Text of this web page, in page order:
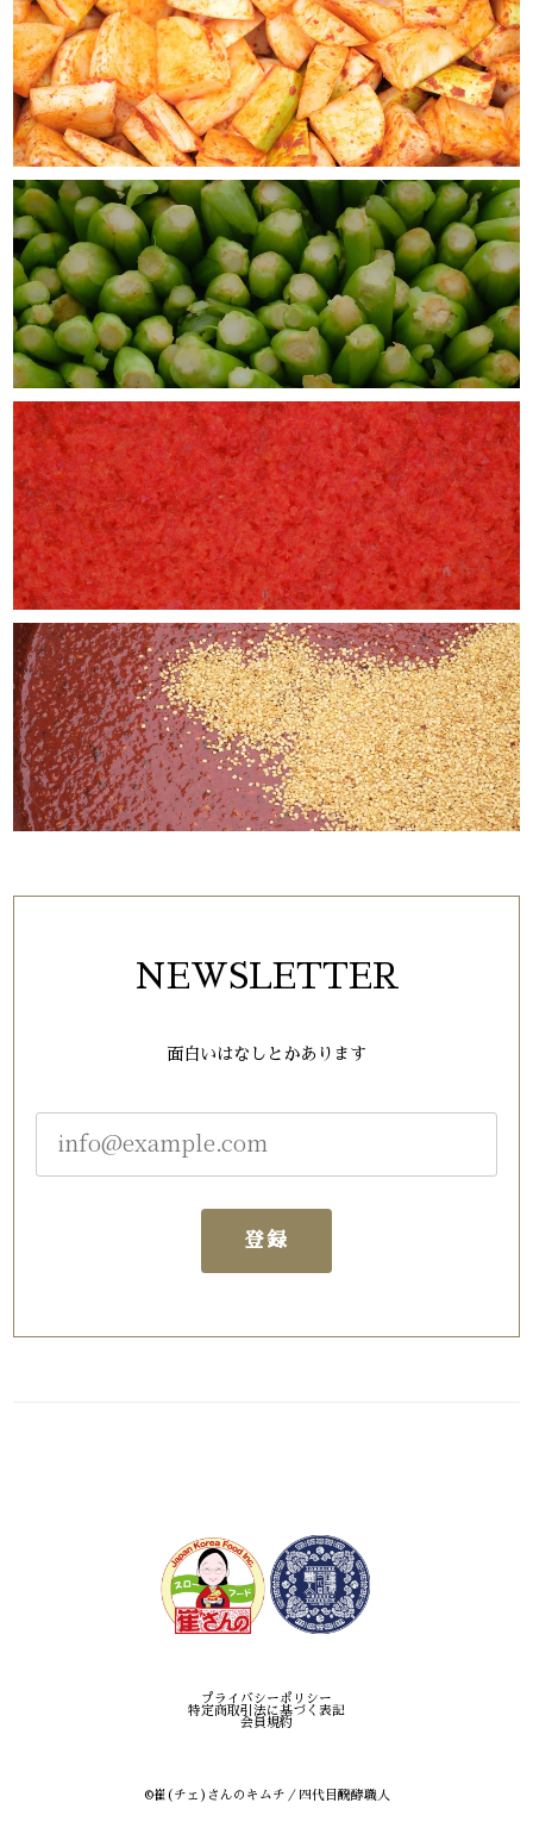
2026/05/21
干しだらのお粥 【疲れた肝臓のためのお粥】（180g）2人前
2026/05/21
四代目醗酵職人／冷麺SET【冷麺2食、醗酵生姜、牡蠣とアワビの熟成醤油タレ】
2026/05/21
アミの塩辛（80g）
2026/05/21
内子入りカンジャンケジャン(約550g)数量限定！
2026/05/20
岩海苔ムッチム(170g)
2026/05/20
柚子入り水キムチ(310g）
2026/05/20
ナスキムチ（310g）
ご飯の良いおかずになり、うれしいです。
キキョウキムチ（270g）
海鮮ネギチヂミ（1枚）
2026/05/20
ニラチヂミ（2枚）
NEWSLETTER
面白いはなしとかあります
登録
プライバシーポリシー
特定商取引法に基づく表記
会員規約
©︎崔(チェ)さんのキムチ／四代目醗酵職人